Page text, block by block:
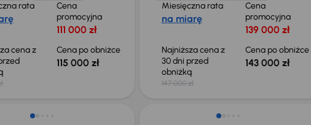
rata
Cena
promocyjna
111 000 zł
cena z
Cena po obniżce
115 000 zł
Miesięczna rata
na miarę
Cena
promocyjna
139 000 zł
Najniższa cena z
30 dni przed
obniżką
147 000 zł
Cena po obniżce
143 000 zł